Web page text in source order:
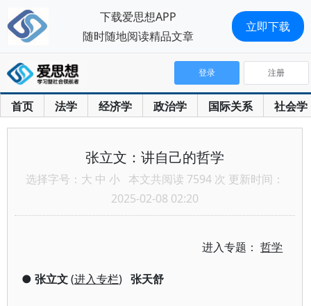
首页 法学 经济学 政治学 国际关系 社会学
登录 注册
张立文：讲自己的哲学
选择字号： 大 中 小 本文共阅读 7594 次 更新时间：
2025-02-08 02:20
进入专题：哲学
● 张立文(进入专栏) 张天舒
下载爱思想APP
随时随地阅读精品文章
立即下载